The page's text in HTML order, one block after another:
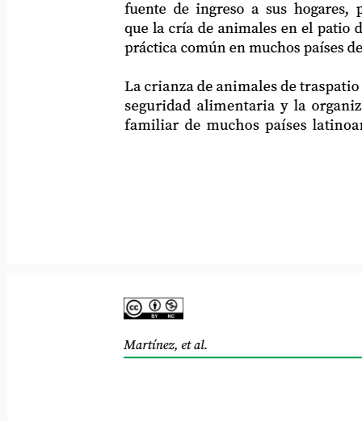
fuente de ingreso a sus hogares, pues
que la cría de animales en el patio de las
práctica común en muchos países del
La crianza de animales de traspatio
seguridad alimentaria y la
familiar de muchos países
Martínez, et al.